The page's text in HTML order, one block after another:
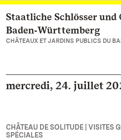
Vers la page d’accueil
Staatliche Schlösser und
Baden‑Württemberg
CHÂTEAUX ET JARDINS PUBLICS DU
mercredi, 24. juillet
CHÂTEAU DE SOLITUDE | VISITES
SPÉCIALES